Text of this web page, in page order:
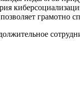
грамотно